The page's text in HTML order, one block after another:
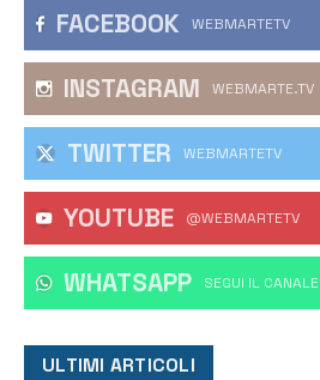
FACEBOOK WEBMARTETV
INSTAGRAM WEBMARTE.TV
TWITTER WEBMARTETV
YOUTUBE @WEBMARTETV
WHATSAPP ‎SEGUI IL CANALE
ULTIMI ARTICOLI